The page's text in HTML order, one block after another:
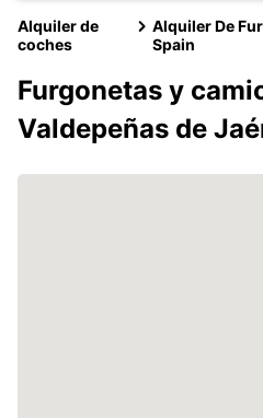
Alquiler de
coches
Alquiler De
Spain
Furgonetas y
Valdepeñas de